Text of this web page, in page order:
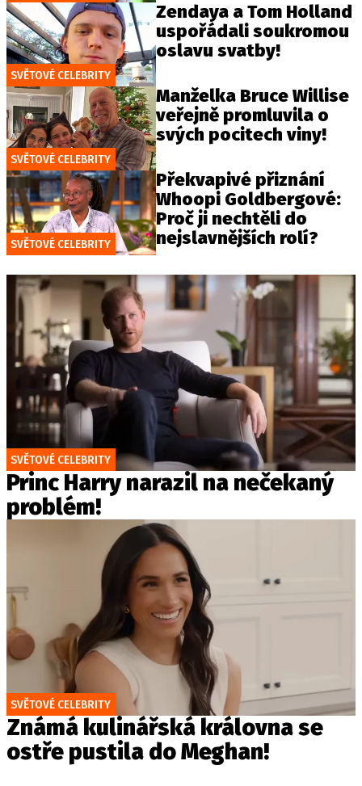
SVĚTOVÉ CELEBRITY
Zendaya a Tom Holland
uspořádali soukromou
oslavu svatby!
SVĚTOVÉ CELEBRITY
Manželka Bruce Willise
veřejně promluvila o
svých pocitech viny!
SVĚTOVÉ CELEBRITY
Překvapivé přiznání
Whoopi Goldbergové:
Proč ji nechtěli do
nejslavnějších rolí?
SVĚTOVÉ CELEBRITY
Princ Harry narazil na nečekaný
problém!
SVĚTOVÉ CELEBRITY
Známá kulinářská královna se
ostře pustila do Meghan!